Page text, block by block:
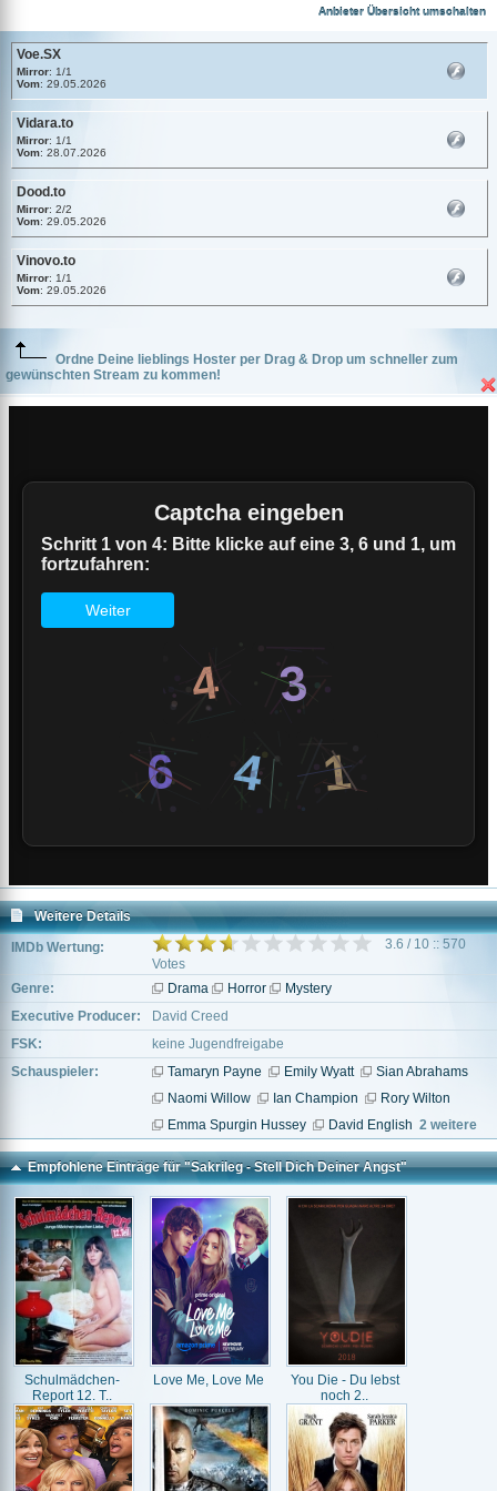
Anbieter Übersicht umschalten
Voe.SX
Mirror: 1/1
Vom: 29.05.2026
Vidara.to
Mirror: 1/1
Vom: 28.07.2026
Dood.to
Mirror: 2/2
Vom: 29.05.2026
Vinovo.to
Mirror: 1/1
Vom: 29.05.2026
Ordne Deine lieblings Hoster per Drag & Drop um schneller zum
gewünschten Stream zu kommen!
Weitere Details
IMDb Wertung:
3.6 / 10 :: 570
Votes
Genre:
Drama Horror
Mystery
Executive Producer:
David Creed
FSK:
keine Jugendfreigabe
Schauspieler:
Tamaryn Payne Emily Wyatt
Sian Abrahams
Naomi Willow
Ian Champion
Rory Wilton
Emma Spurgin Hussey
David English 2 weitere
Empfohlene Einträge für "Sakrileg - Stell Dich Deiner Angst"
Schulmädchen-
Report 12. T..
Love Me, Love Me
You Die - Du lebst
noch 2..